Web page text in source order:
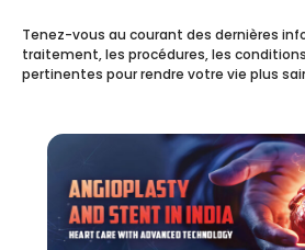
Tenez-vous au courant des dernières
traitement, les procédures, les
pertinentes pour rendre votre vie plus